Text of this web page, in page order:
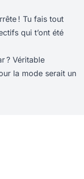
! Tu fais tout
qui t’ont été
? Véritable
la mode serait un